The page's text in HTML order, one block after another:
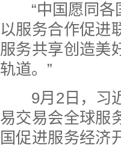
“中国愿同各
以服务合作促进
服务共享创造美
轨道。”
9月2日，习近
易交易会全球服
国促进服务经济